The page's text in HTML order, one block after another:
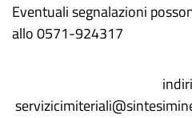
Eventuali segnalazioni
allo 0571-924317
indirizzo